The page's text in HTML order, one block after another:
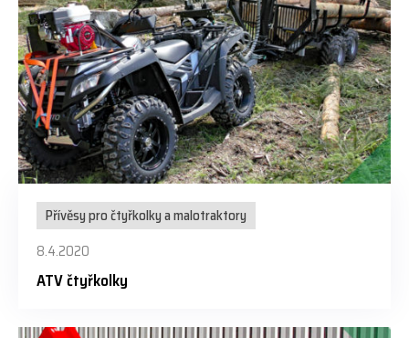
Přívěsy pro čtyřkolky a malotraktory
8.4.2020
ATV čtyřkolky